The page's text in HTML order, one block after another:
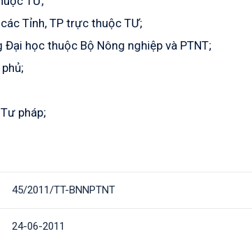
Tỉnh, TP trực thuộc TƯ;
Đại học thuộc Bộ Nông nghiệp và PTNT;
pháp;
45/2011/TT-BNNPTNT
24-06-2011